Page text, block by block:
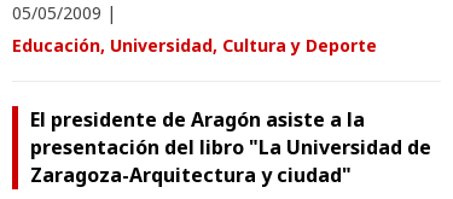
05/05/2009 |
Educación, Universidad, Cultura y Deporte
El presidente de Aragón asiste a la
presentación del libro "La Universidad de
Zaragoza-Arquitectura y ciudad"